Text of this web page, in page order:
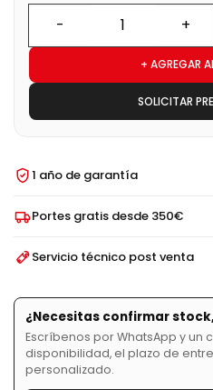
+ AGREGAR
SOLICITAR
1 año de garantía
Portes gratis desde 350€
Servicio técnico post venta
¿Necesitas confirmar
Escríbenos por WhatsApp y
disponibilidad, el plazo de
personalizado.